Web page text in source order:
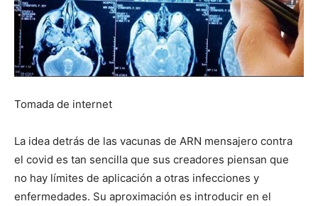
Tomada de internet
La idea detrás de las vacunas de ARN mensajero contra
el covid es tan sencilla que sus creadores piensan que
no hay límites de aplicación a otras infecciones y
enfermedades. Su aproximación es introducir en el